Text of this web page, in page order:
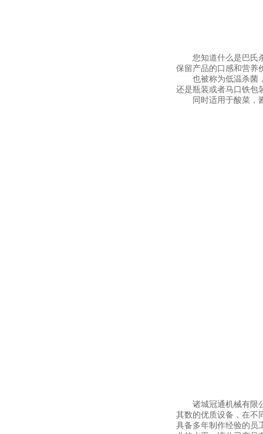
您知道什么是巴氏杀
保留产品的口感和营养
也被称为低温杀菌，
还是瓶装或者马口铁包
同时适用于酸菜，酱
诸城冠通机械有限公
其数的优质设备，在不
具备多年制作经验的员